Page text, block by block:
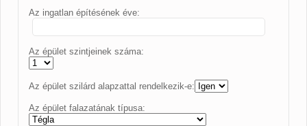
Az ingatlan építésének éve:
Az épület szintjeinek száma:
Az épület szilárd alapzattal rendelkezik-e:
Az épület falazatának típusa: